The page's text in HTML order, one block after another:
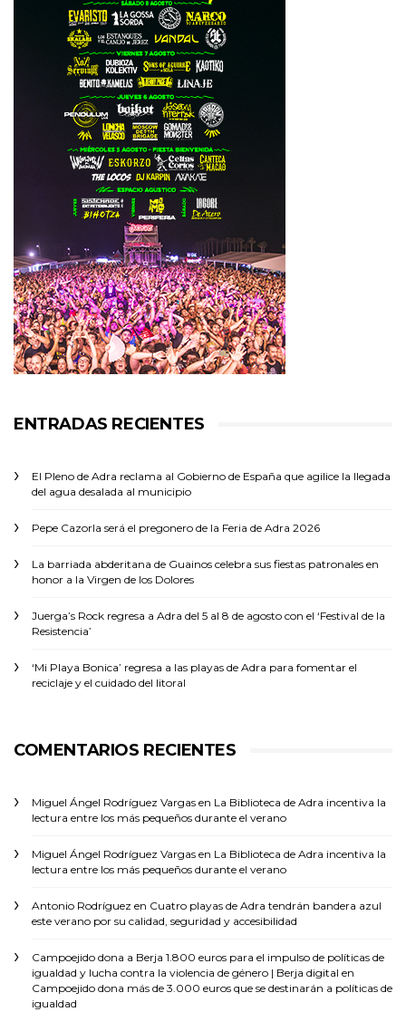
ENTRADAS RECIENTES
El Pleno de Adra reclama al Gobierno de España que agilice la llegada
del agua desalada al municipio
Pepe Cazorla será el pregonero de la Feria de Adra 2026
La barriada abderitana de Guainos celebra sus fiestas patronales en
honor a la Virgen de los Dolores
Juerga’s Rock regresa a Adra del 5 al 8 de agosto con el ‘Festival de la
Resistencia’
‘Mi Playa Bonica’ regresa a las playas de Adra para fomentar el
reciclaje y el cuidado del litoral
COMENTARIOS RECIENTES
Miguel Ángel Rodríguez Vargas en La Biblioteca de Adra incentiva la
lectura entre los más pequeños durante el verano
Miguel Ángel Rodríguez Vargas en La Biblioteca de Adra incentiva la
lectura entre los más pequeños durante el verano
Antonio Rodríguez en Cuatro playas de Adra tendrán bandera azul
este verano por su calidad, seguridad y accesibilidad
Campoejido dona a Berja 1.800 euros para el impulso de políticas de
igualdad y lucha contra la violencia de género | Berja digital en
Campoejido dona más de 3.000 euros que se destinarán a políticas de
igualdad